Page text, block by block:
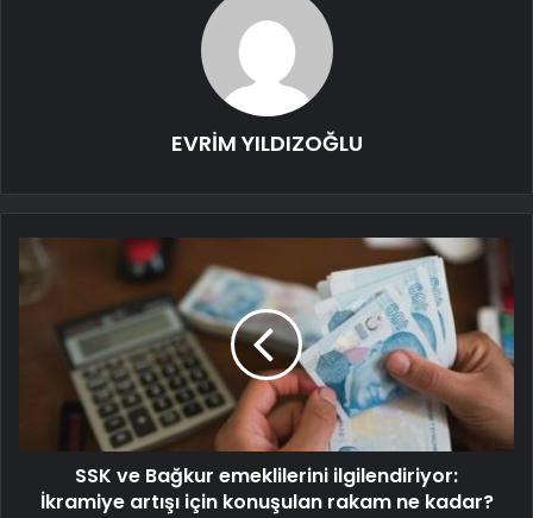
EVRİM YILDIZOĞLU
SSK ve Bağkur emeklilerini ilgilendiriyor:
İkramiye artışı için konuşulan rakam ne kadar?